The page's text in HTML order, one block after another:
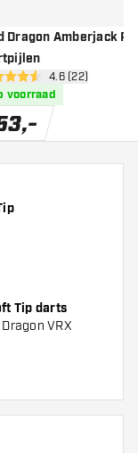
Dragon Amberjack
open reviews
sterren4.6 (22)
voorraad
,-
Tip darts
VRX